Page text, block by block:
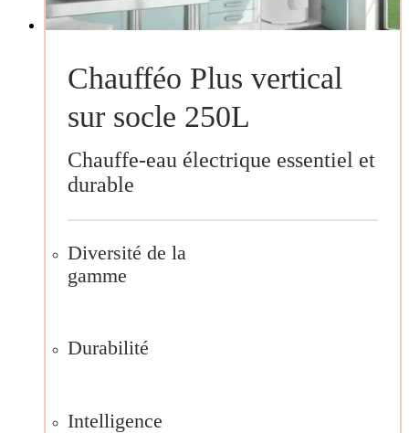
Chaufféo Plus vertical
sur socle 250L
Chauffe-eau électrique essentiel et
durable
Diversité de la
gamme
Durabilité
Intelligence